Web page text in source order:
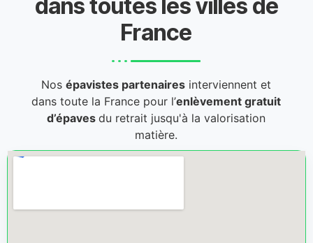
dans toutes les villes de
France
Nosépavistes partenaires interviennent et
dans toute la France pour l’enlèvement gratuit
d’épavesdu retrait jusqu'à la valorisation
matière.